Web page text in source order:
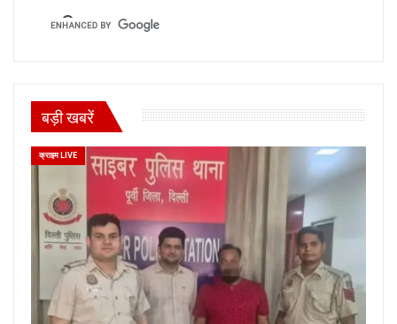
बड़ी खबरें
क्राइम LIVE